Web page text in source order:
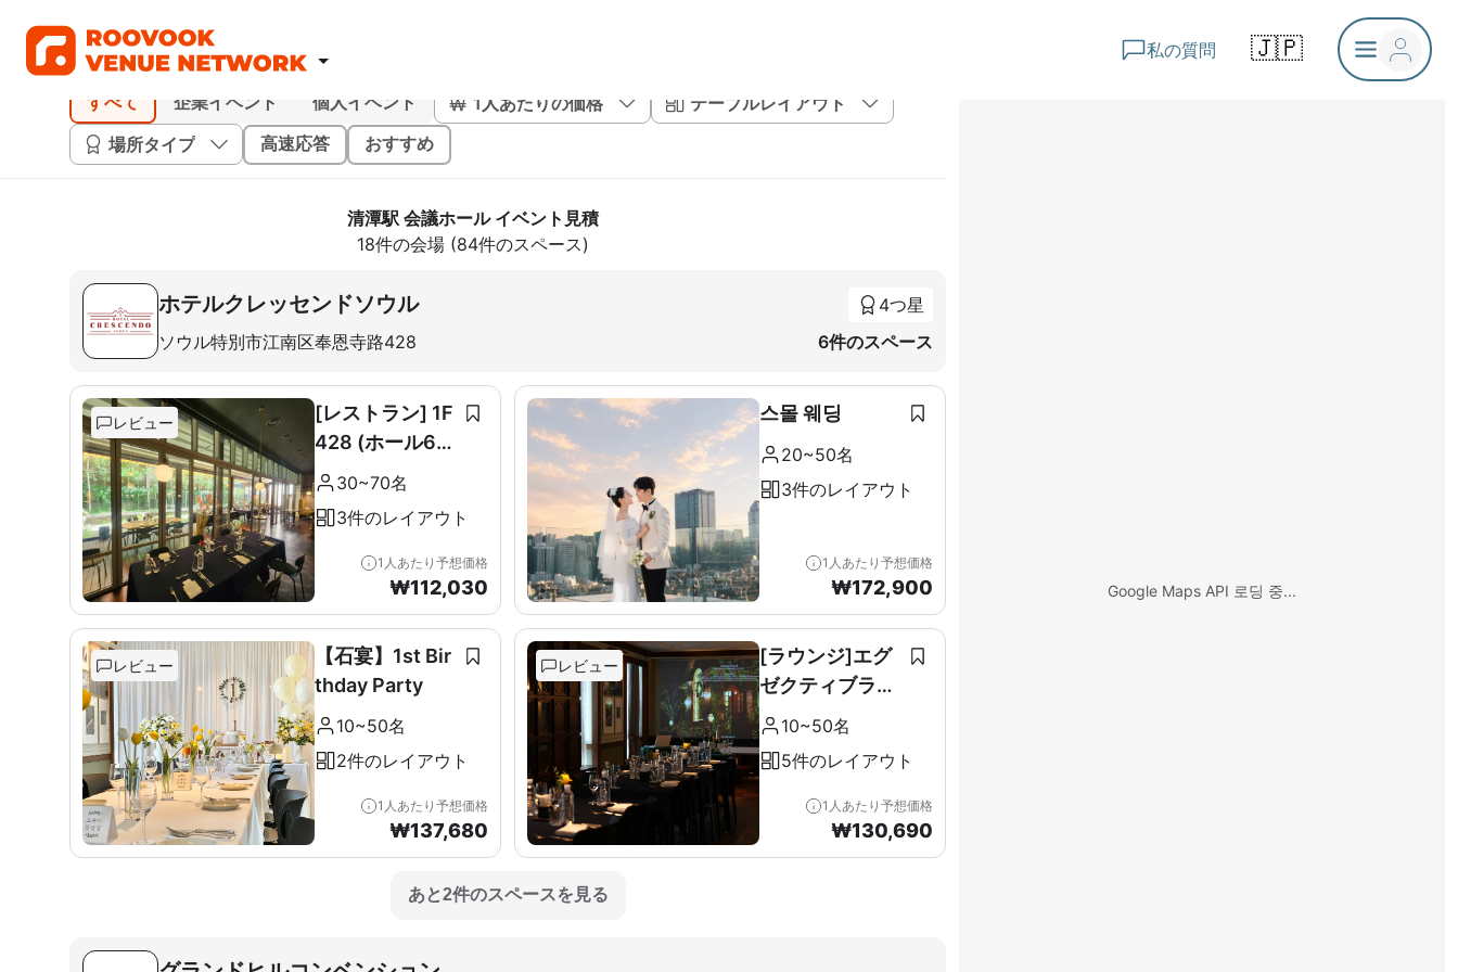
私の質問 🇯🇵
すべて 企業イベント 個人イベント 1人あたりの価格
テーブルレイアウト
場所タイプ
高速応答 おすすめ
清潭駅 会議ホール イベント見積
18件の会場 (84件のスペース)
ホテルクレッセンドソウル
ソウル特別市江南区奉恩寺路428
4つ星
6件のスペース
レビュー
[レストラン] 1F
428 (ホール60
席+ルーム10席)
30~70名
3件のレイアウト
1人あたり予想価格
₩112,030
스몰 웨딩
20~50名
3件のレイアウト
1人あたり予想価格
₩172,900
レビュー
【石宴】1st Bir
thday Party
10~50名
2件のレイアウト
1人あたり予想価格
₩137,680
レビュー
[ラウンジ]エグ
ゼクティブラウ
ンジ＆テラス全
10~50名
5件のレイアウト
1人あたり予想価格
₩130,690
あと2件のスペースを見る
Google Maps API 로딩 중...